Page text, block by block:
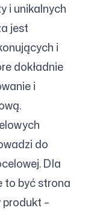
i unikalnych
jest
i
dokładnie
i
do
Dla
to być strona
–